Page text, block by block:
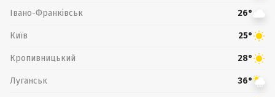
Івано-Франківськ 26°
Київ 25°
Кропивницький 28°
Луганськ 36°